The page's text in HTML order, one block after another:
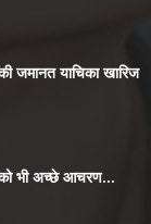
जमानत याचिका खारिज
को भी अच्छे आचरण...